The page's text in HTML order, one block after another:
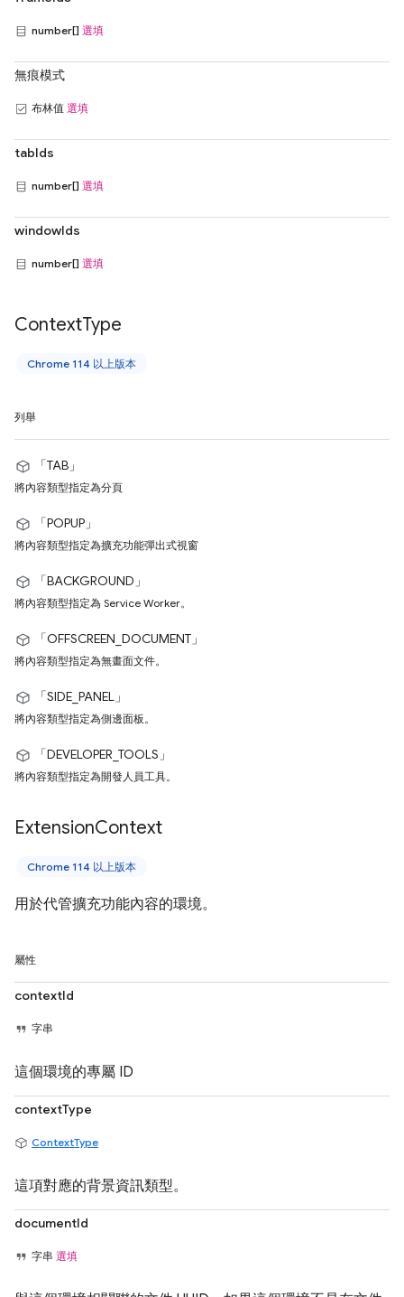
number[] 選填
無痕模式
布林值 選填
tabIds
number[] 選填
windowIds
number[] 選填
ContextType
Chrome 114 以上版本
列舉
「TAB」
將內容類型指定為分頁
「POPUP」
將內容類型指定為擴充功能彈出式視窗
「BACKGROUND」
將內容類型指定為 Service Worker。
「OFFSCREEN_DOCUMENT」
將內容類型指定為無畫面文件。
「SIDE_PANEL」
將內容類型指定為側邊面板。
「DEVELOPER_TOOLS」
將內容類型指定為開發人員工具。
ExtensionContext
Chrome 114 以上版本
用於代管擴充功能內容的環境。
屬性
contextId
字串
這個環境的專屬 ID
contextType
ContextType
這項對應的背景資訊類型。
documentId
字串 選填